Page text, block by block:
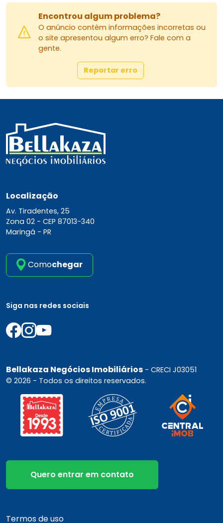
Encontrou algum problema?
O anúncio contém informações incorretas ou
o site apresentou algum erro? Fale com a
gente.
Reportar erro
Localização
Av. Tiradentes, 25
Zona 02 - CEP 87013-340
Maringá - PR
Comochegar
Siga nas redes sociais
Bellakaza Negócios Imobiliários - CRECI J03051
© 2026 - Todos os direitos reservados.
Quero entrar em contato
Termos de uso